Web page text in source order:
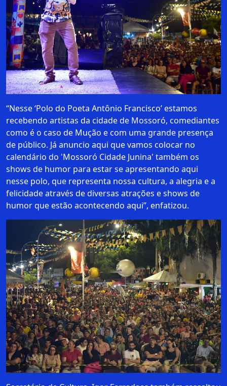
“Nesse ‘Polo do Poeta Antônio Francisco’ estamos
recebendo artistas da cidade de Mossoró, comediantes
como é o caso de Mução e com uma grande presença
de público. Já anuncio aqui que vamos colocar no
calendário do 'Mossoró Cidade Junina' também os
shows de humor para estar se apresentando aqui
nesse polo, que representa nossa cultura, a alegria e a
felicidade através de diversas atrações e shows de
humor que estão acontecendo aqui”, enfatizou.